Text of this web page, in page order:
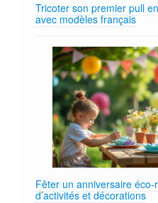
Tricoter son premier pull
avec modèles français
Fêter un anniversaire
d’activités et décorations